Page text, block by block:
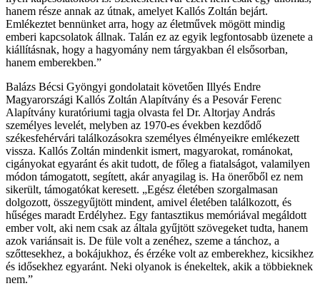
hanem része annak az útnak, amelyet Kallós Zoltán bejárt.
Emlékeztet bennünket arra, hogy az életművek mögött mindig
emberi kapcsolatok állnak. Talán ez az egyik legfontosabb üzenete a
kiállításnak, hogy a hagyomány nem tárgyakban él elsősorban,
hanem emberekben.”
Balázs Bécsi Gyöngyi gondolatait követően Illyés Endre
Magyarországi Kallós Zoltán Alapítvány és a Pesovár Ferenc
Alapítvány kuratóriumi tagja olvasta fel Dr. Altorjay András
személyes levelét, melyben az 1970-es években kezdődő
székesfehérvári találkozásokra személyes élményeikre emlékezett
vissza. Kallós Zoltán mindenkit ismert, magyarokat, románokat,
cigányokat egyaránt és akit tudott, de főleg a fiatalságot, valamilyen
módon támogatott, segített, akár anyagilag is. Ha önerőből ez nem
sikerült, támogatókat keresett. „Egész életében szorgalmasan
dolgozott, összegyűjtött mindent, amivel életében találkozott, és
hűséges maradt Erdélyhez. Egy fantasztikus memóriával megáldott
ember volt, aki nem csak az általa gyűjtött szövegeket tudta, hanem
azok variánsait is. De füle volt a zenéhez, szeme a tánchoz, a
szőttesekhez, a bokájukhoz, és érzéke volt az emberekhez, kicsikhez
és idősekhez egyaránt. Neki olyanok is énekeltek, akik a többieknek
nem.”